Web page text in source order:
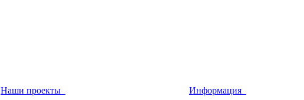
Наши проекты
Информация